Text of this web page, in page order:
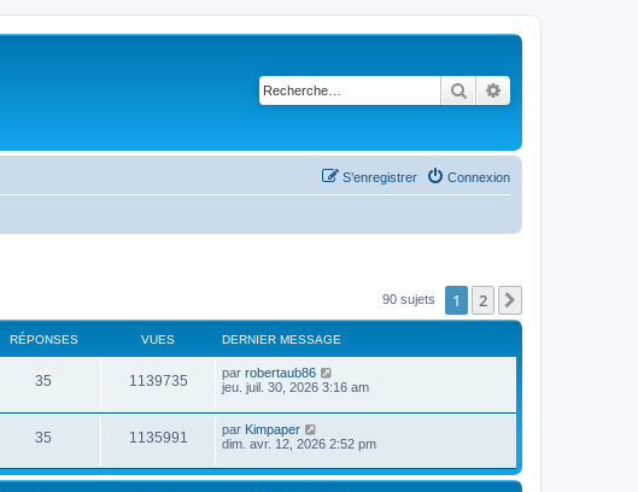
Rechercher
Connexion
S’enregistrer
90 sujets 1 2
RÉPONSES VUES DERNIER MESSAGE
35 1139735 par robertaub86
jeu. juil. 30, 2026 3:16 am
35 1135991 par Kimpaper
dim. avr. 12, 2026 2:52 pm